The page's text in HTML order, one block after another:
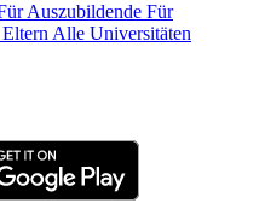
Auszubildende Für
Alle Universitäten